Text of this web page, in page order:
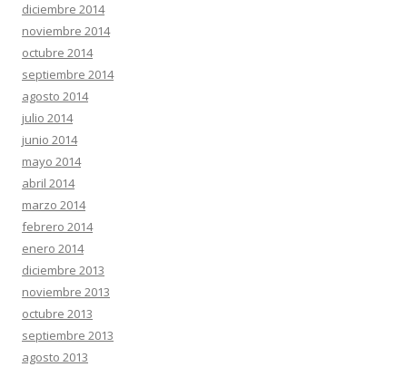
diciembre 2014
noviembre 2014
octubre 2014
septiembre 2014
agosto 2014
julio 2014
junio 2014
mayo 2014
abril 2014
marzo 2014
febrero 2014
enero 2014
diciembre 2013
noviembre 2013
octubre 2013
septiembre 2013
agosto 2013